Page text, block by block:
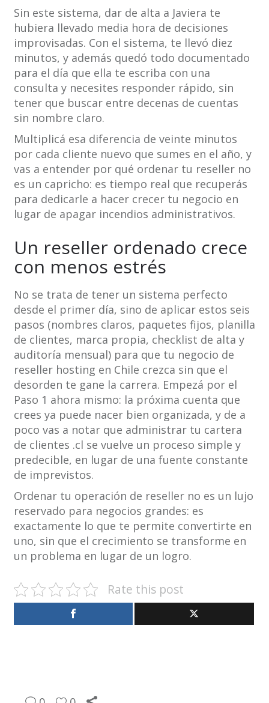
Sin este sistema, dar de alta a Javiera te
hubiera llevado media hora de decisiones
improvisadas. Con el sistema, te llevó diez
minutos, y además quedó todo documentado
para el día que ella te escriba con una
consulta y necesites responder rápido, sin
tener que buscar entre decenas de cuentas
sin nombre claro.
Multiplicá esa diferencia de veinte minutos
por cada cliente nuevo que sumes en el año, y
vas a entender por qué ordenar tu reseller no
es un capricho: es tiempo real que recuperás
para dedicarle a hacer crecer tu negocio en
lugar de apagar incendios administrativos.
Un reseller ordenado crece
con menos estrés
No se trata de tener un sistema perfecto
desde el primer día, sino de aplicar estos seis
pasos (nombres claros, paquetes fijos, planilla
de clientes, marca propia, checklist de alta y
auditoría mensual) para que tu negocio de
reseller hosting en Chile crezca sin que el
desorden te gane la carrera. Empezá por el
Paso 1 ahora mismo: la próxima cuenta que
crees ya puede nacer bien organizada, y de a
poco vas a notar que administrar tu cartera
de clientes .cl se vuelve un proceso simple y
predecible, en lugar de una fuente constante
de imprevistos.
Ordenar tu operación de reseller no es un lujo
reservado para negocios grandes: es
exactamente lo que te permite convertirte en
uno, sin que el crecimiento se transforme en
un problema en lugar de un logro.
Rate this post